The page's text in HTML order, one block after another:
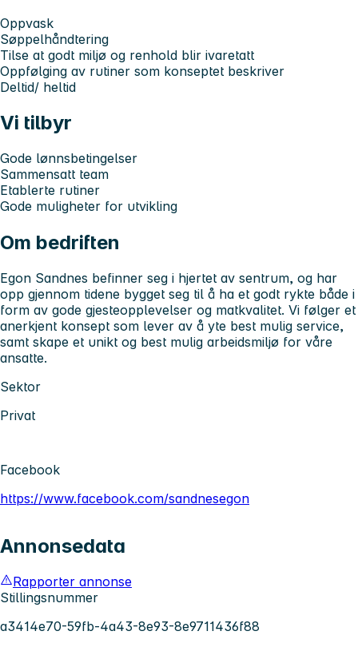
Oppvask
Søppelhåndtering
Tilse at godt miljø og renhold blir ivaretatt
Oppfølging av rutiner som konseptet beskriver
Deltid/ heltid
Vi tilbyr
Gode lønnsbetingelser
Sammensatt team
Etablerte rutiner
Gode muligheter for utvikling
Om bedriften
Egon Sandnes befinner seg i hjertet av sentrum, og har
opp gjennom tidene bygget seg til å ha et godt rykte både i
form av gode gjesteopplevelser og matkvalitet. Vi følger et
anerkjent konsept som lever av å yte best mulig service,
samt skape et unikt og best mulig arbeidsmiljø for våre
ansatte.
Sektor
Privat
Facebook
https://www.facebook.com/sandnesegon
Annonsedata
Rapporter annonse
Stillingsnummer
a3414e70-59fb-4a43-8e93-8e9711436f88